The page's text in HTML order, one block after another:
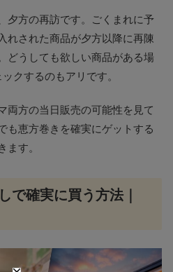
夕方の再訪です。ごくまれに予
れされた商品が夕方以降に再陳
どうしても欲しい商品がある場
クするのもアリです。
両方の当日販売の可能性を見て
も恵方巻きを確実にゲットする
ます。
で確実に買う方法｜